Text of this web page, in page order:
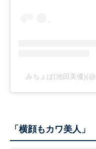
みちょぱ(池田美優
「横顔もカワ美人」